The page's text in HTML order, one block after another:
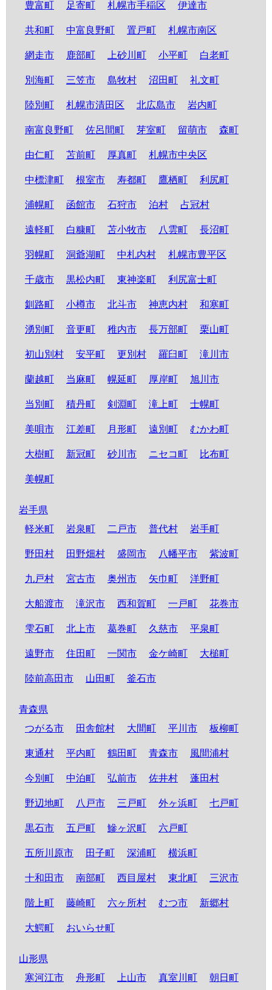
豊富町 足寄町 札幌市手稲区 伊達市
共和町 中富良野町 置戸町 札幌市南区
網走市 鹿部町 上砂川町 小平町 白老町
別海町 三笠市 島牧村 沼田町 礼文町
陸別町 札幌市清田区 北広島市 岩内町
南富良野町 佐呂間町 芽室町 留萌市 森町
由仁町 苫前町 厚真町 札幌市中央区
中標津町 根室市 寿都町 鷹栖町 利尻町
浦幌町 函館市 石狩市 泊村 占冠村
遠軽町 白糠町 苫小牧市 八雲町 長沼町
羽幌町 洞爺湖町 中札内村 札幌市豊平区
千歳市 黒松内町 東神楽町 利尻富士町
釧路町 小樽市 北斗市 神恵内村 和寒町
湧別町 音更町 稚内市 長万部町 栗山町
初山別村 安平町 更別村 羅臼町 滝川市
蘭越町 当麻町 幌延町 厚岸町 旭川市
当別町 積丹町 剣淵町 滝上町 士幌町
美唄市 江差町 月形町 遠別町 むかわ町
大樹町 新冠町 砂川市 ニセコ町 比布町
美幌町
岩手県
軽米町
岩泉町 二戸市 普代村 岩手町
野田村 田野畑村 盛岡市 八幡平市 紫波町
九戸村 宮古市 奥州市 矢巾町 洋野町
大船渡市 滝沢市 西和賀町 一戸町 花巻市
雫石町 北上市 葛巻町 久慈市 平泉町
遠野市 住田町 一関市 金ケ崎町 大槌町
陸前高田市 山田町 釜石市
青森県
つがる市
田舎館村 大間町 平川市 板柳町
東通村 平内町 鶴田町 青森市 風間浦村
今別町 中泊町 弘前市 佐井村 蓬田村
野辺地町 八戸市 三戸町 外ヶ浜町 七戸町
黒石市 五戸町 鰺ヶ沢町 六戸町
五所川原市 田子町 深浦町 横浜町
十和田市 南部町 西目屋村 東北町 三沢市
階上町 藤崎町 六ヶ所村 むつ市 新郷村
大鰐町 おいらせ町
山形県
寒河江市
舟形町 上山市 真室川町 朝日町